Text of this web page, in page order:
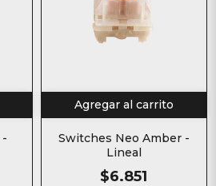
Agregar al carrito
Switches Neo Amber -
Lineal
$6.851